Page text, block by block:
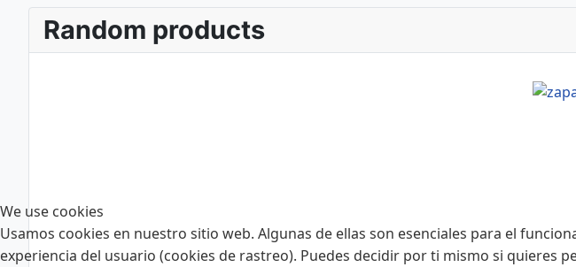
Random products
We use cookies
Usamos cookies en nuestro sitio web. Algunas de ellas son esenciales para el
experiencia del usuario (cookies de rastreo). Puedes decidir por ti mismo si quieres